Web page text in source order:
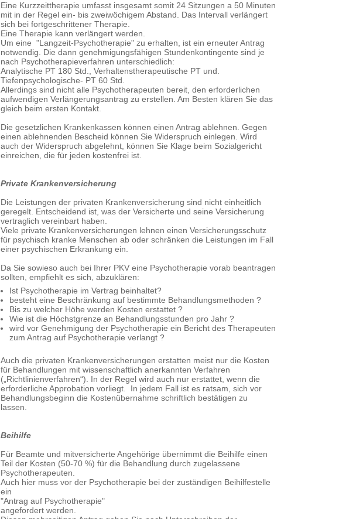
Eine Kurzzeittherapie umfasst insgesamt somit 24 Sitzungen a 50 Minuten
mit in der Regel ein- bis zweiwöchigem Abstand. Das Intervall verlängert
sich bei fortgeschrittener Therapie.
Eine Therapie kann verlängert werden.
Um eine "Langzeit-Psychotherapie" zu erhalten, ist ein erneuter Antrag
notwendig. Die dann genehmigungsfähigen Stundenkontingente sind je
nach Psychotherapieverfahren unterschiedlich:
Analytische PT 180 Std., Verhaltenstherapeutische PT und.
Tiefenpsychologische- PT 60 Std.
Allerdings sind nicht alle Psychotherapeuten bereit, den erforderlichen
aufwendigen Verlängerungsantrag zu erstellen. Am Besten klären Sie das
gleich beim ersten Kontakt.
Die gesetzlichen Krankenkassen können einen Antrag ablehnen. Gegen
einen ablehnenden Bescheid können Sie Widerspruch einlegen. Wird
auch der Widerspruch abgelehnt, können Sie Klage beim Sozialgericht
einreichen, die für jeden kostenfrei ist.
Private Krankenversicherung
Die Leistungen der privaten Krankenversicherung sind nicht einheitlich
geregelt. Entscheidend ist, was der Versicherte und seine Versicherung
vertraglich vereinbart haben.
Viele private Krankenversicherungen lehnen einen Versicherungsschutz
für psychisch kranke Menschen ab oder schränken die Leistungen im Fall
einer psychischen Erkrankung ein.
Da Sie sowieso auch bei Ihrer PKV eine Psychotherapie vorab beantragen
sollten, empfiehlt es sich, abzuklären:
Ist Psychotherapie im Vertrag beinhaltet?
besteht eine Beschränkung auf bestimmte Behandlungsmethoden ?
Bis zu welcher Höhe werden Kosten erstattet ?
Wie ist die Höchstgrenze an Behandlungsstunden pro Jahr ?
wird vor Genehmigung der Psychotherapie ein Bericht des Therapeuten
zum Antrag auf Psychotherapie verlangt ?
Auch die privaten Krankenversicherungen erstatten meist nur die Kosten
für Behandlungen mit wissenschaftlich anerkannten Verfahren
(„Richtlinienverfahren“). In der Regel wird auch nur erstattet, wenn die
erforderliche Approbation vorliegt. In jedem Fall ist es ratsam, sich vor
Behandlungsbeginn die Kostenübernahme schriftlich bestätigen zu
lassen.
Beihilfe
Für Beamte und mitversicherte Angehörige übernimmt die Beihilfe einen
Teil der Kosten (50-70 %) für die Behandlung durch zugelassene
Psychotherapeuten.
Auch hier muss vor der Psychotherapie bei der zuständigen Beihilfestelle
ein
"Antrag auf Psychotherapie"
angefordert werden.